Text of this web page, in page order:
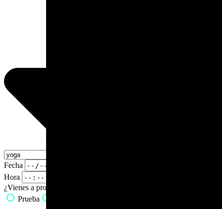
Fecha
Hora
¿Vienes a probar o drop-in?
Prueba